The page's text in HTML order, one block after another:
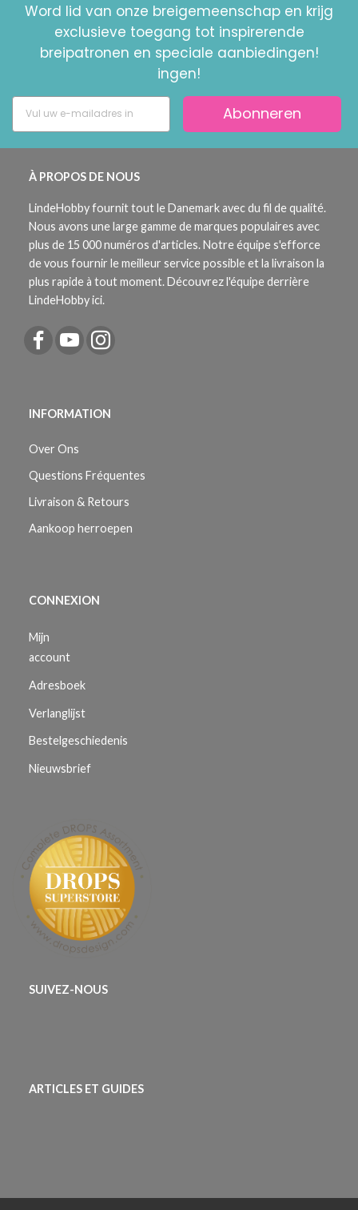
Word lid van onze breigemeenschap en krijg
exclusieve toegang tot inspirerende
breipatronen en speciale aanbiedingen!
ingen!
Abonneren
À PROPOS DE NOUS
LindeHobby fournit tout le Danemark avec du fil de qualité.
Nous avons une large gamme de marques populaires avec
plus de 15 000 numéros d'articles. Notre équipe s'efforce
de vous fournir le meilleur service possible et la livraison la
plus rapide à tout moment. Découvrez l'équipe derrière
LindeHobby ici.
INFORMATION
Over Ons
Questions Fréquentes
Livraison & Retours
Aankoop herroepen
CONNEXION
Mijn
account
Adresboek
Verlanglijst
Bestelgeschiedenis
Nieuwsbrief
SUIVEZ-NOUS
ARTICLES ET GUIDES